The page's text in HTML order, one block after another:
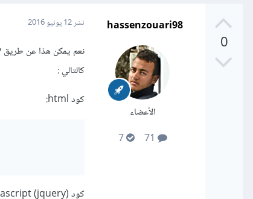
0
hassenzouari98
الأعضاء
7
نشر12 يونيو 2016
كالتالي :
كود html:
كود javascript (jquery):